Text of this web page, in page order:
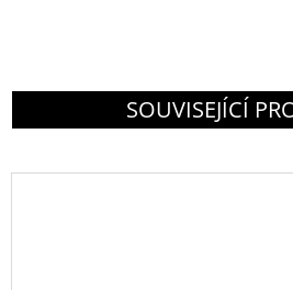
SOUVISEJÍCÍ